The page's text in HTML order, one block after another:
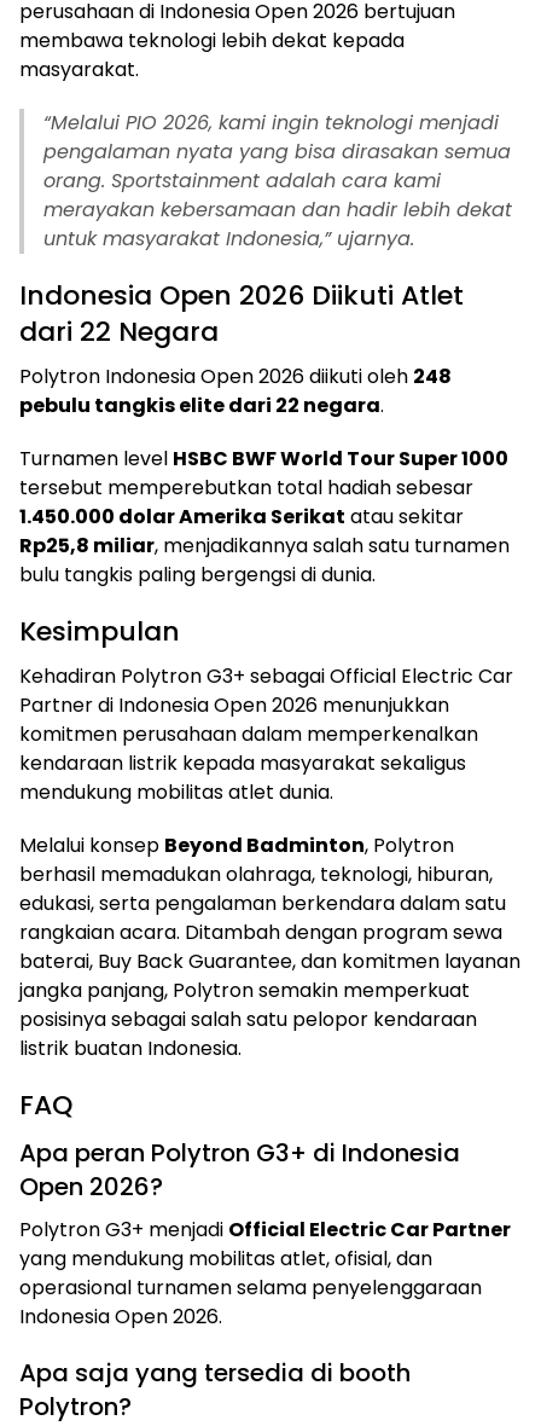
perusahaan di Indonesia Open 2026 bertujuan
membawa teknologi lebih dekat kepada
masyarakat.
“Melalui PIO 2026, kami ingin teknologi menjadi
pengalaman nyata yang bisa dirasakan semua
orang. Sportstainment adalah cara kami
merayakan kebersamaan dan hadir lebih dekat
untuk masyarakat Indonesia,” ujarnya.
Indonesia Open 2026 Diikuti Atlet
dari 22 Negara
Polytron Indonesia Open 2026 diikuti oleh 248
pebulu tangkis elite dari 22 negara.
Turnamen level HSBC BWF World Tour Super 1000
tersebut memperebutkan total hadiah sebesar
1.450.000 dolar Amerika Serikat atau sekitar
Rp25,8 miliar, menjadikannya salah satu turnamen
bulu tangkis paling bergengsi di dunia.
Kesimpulan
Kehadiran Polytron G3+ sebagai Official Electric Car
Partner di Indonesia Open 2026 menunjukkan
komitmen perusahaan dalam memperkenalkan
kendaraan listrik kepada masyarakat sekaligus
mendukung mobilitas atlet dunia.
Melalui konsep Beyond Badminton, Polytron
berhasil memadukan olahraga, teknologi, hiburan,
edukasi, serta pengalaman berkendara dalam satu
rangkaian acara. Ditambah dengan program sewa
baterai, Buy Back Guarantee, dan komitmen layanan
jangka panjang, Polytron semakin memperkuat
posisinya sebagai salah satu pelopor kendaraan
listrik buatan Indonesia.
FAQ
Apa peran Polytron G3+ di Indonesia
Open 2026?
Polytron G3+ menjadi Official Electric Car Partner
yang mendukung mobilitas atlet, ofisial, dan
operasional turnamen selama penyelenggaraan
Indonesia Open 2026.
Apa saja yang tersedia di booth
Polytron?